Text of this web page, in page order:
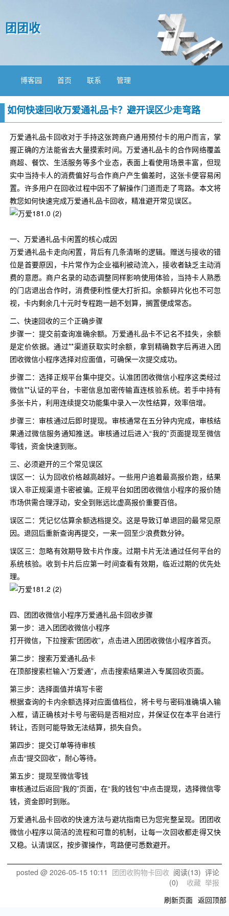
团团收
博客园 首页 联系 管理
如何快速回收万爱通礼品卡？避开误区少走弯路
万爱通礼品卡回收对于手持这张跨商户通用预付卡的用户而言，掌
握正确的方法能省去大量摸索时间。万爱通礼品卡的合作网络覆盖
商超、餐饮、生活服务等多个业态，表面上看使用场景丰富，但现
实中当持卡人的消费偏好与合作商户产生偏差时，这张卡便容易闲
置。许多用户在回收过程中因不了解操作门道而走了弯路。本文将
教您如何快速完成万爱通礼品卡回收，精准避开常见误区。
一、万爱通礼品卡闲置的核心成因
万爱通礼品卡走向闲置，背后有几条清晰的逻辑。赠送与接收的错
位是首要原因，卡片常作为企业福利被动流入，接收者缺乏主动消
费的意愿。商户名录的动态调整同样影响使用体验，当持卡人熟悉
的门店退出合作时，消费便利性便大打折扣。余额碎片化也不可忽
视，卡内剩余几十元时专程跑一趟不划算，搁置便成常态。
二、快速回收的三个正确步骤
步骤一：提交前查询准确余额。万爱通礼品卡不记名不挂失，余额
是定价依据。通过**渠道获取实时余额，拿到精确数字后再进入团
团收微信小程序选择对应面值，可确保一次提交成功。
步骤二：选择正规平台集中提交。认准团团收微信小程序这类经过
微信**认证的平台，卡密信息加密传输直连核验系统。若手中持有
多张卡片，利用连续提交功能集中录入一次性结算，效率倍增。
步骤三：审核通过后即时提现。审核通常在五分钟内完成，审核结
果通过微信服务通知推送。审核通过后进入“我的”页面提现至微信
零钱，资金快速到账。
三、必须避开的三个常见误区
误区一：认为回收价格越高越好。一些用户追着最高报价跑，结果
误入非正规渠道卡密被骗。正规平台如团团收微信小程序的报价随
市场供需合理浮动，安全到账远比虚高报价重要百倍。
误区二：凭记忆估算余额选档提交。这是导致订单退回的最常见原
因。退回后重新查询再提交，一来一回至少浪费数分钟。
误区三：忽略有效期导致卡片作废。过期卡片无法通过任何平台的
系统核验。收到卡片后应第一时间查看有效期，临近过期的优先处
理。
四、团团收微信小程序万爱通礼品卡回收步骤
第一步：进入团团收微信小程序
打开微信，下拉搜索“团团收”，点击进入团团收微信小程序首页。
第二步：搜索万爱通礼品卡
在顶部搜索栏输入“万爱通”，点击搜索结果进入专属回收页面。
第三步：选择面值并填写卡密
根据查询的卡内余额选择对应面值档位，将卡号与密码准确填入输
入框，请正确核对卡号与密码是否相对应，并保证仅在本平台进行
转让，否则可能导致无法结算，损失自负。
第四步：提交订单等待审核
点击“提交回收”，耐心等待。
第五步：提现至微信零钱
审核通过后返回“我的”页面，在“我的钱包”中点击提现，选择微信零
钱，资金即时到账。
万爱通礼品卡回收的快速方法与避坑指南已为您完整呈现。团团收
微信小程序以简洁的流程和可靠的机制，让每一次回收都走得又快
又稳。认清误区，按步骤操作，弯路便可悉数避开。
posted @ 2026-05-15 10:11 团团收购物卡回收 阅读(13) 评论
(0) 收藏 举报
刷新页面 返回顶部